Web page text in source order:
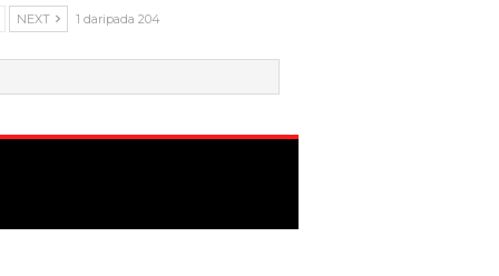
NEXT 1 daripada 204